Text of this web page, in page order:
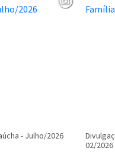
- Julho/2026
02/2026